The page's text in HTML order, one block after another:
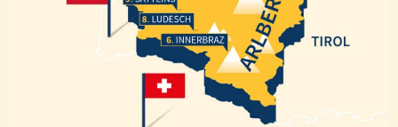
Ludesch
Innerbraz